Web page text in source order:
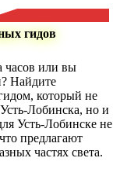
гидов
часов или вы
Найдите
который не
Лобинска, но и
Усть-Лобинске не
предлагают
частях света.